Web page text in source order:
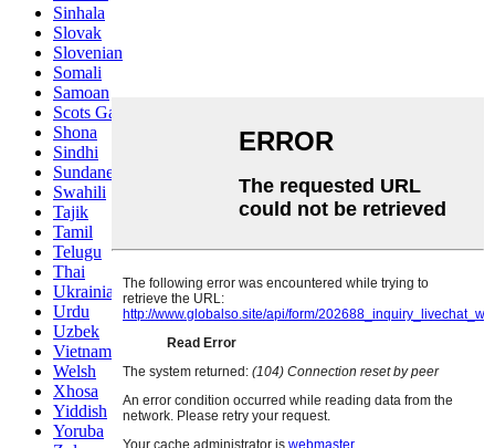
Sinhala
Slovak
Slovenian
Somali
Samoan
Scots Gaelic
Shona
Sindhi
Sundanese
Swahili
Tajik
Tamil
Telugu
Thai
Ukrainian
Urdu
Uzbek
Vietnamese
Welsh
Xhosa
Yiddish
Yoruba